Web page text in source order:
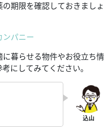
期限を確認しておきましょ
ンパニー
暮らせる物件やお役立ち情
にしてみてください。